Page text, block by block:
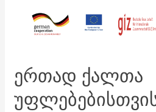
ᲔᲠᲗᲐᲓ ᲥᲐᲚᲗᲐ
ერთად
ქალთა